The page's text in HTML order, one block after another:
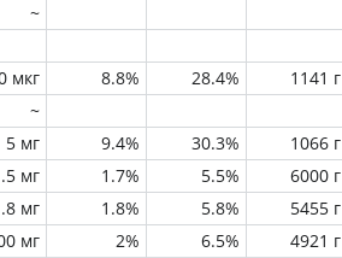
~
мкг 8.8% 28.4%
1141 г
~
5 мг 9.4% 30.3%
1066 г
мг 1.7% 5.5%
6000 г
мг 1.8% 5.8%
5455 г
мг 2% 6.5%
4921 г